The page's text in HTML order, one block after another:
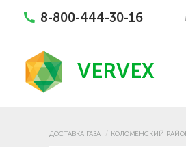
8-800-444-30-16
VERVEX
ДОСТАВКА ГАЗА КОЛОМЕНСКИЙ